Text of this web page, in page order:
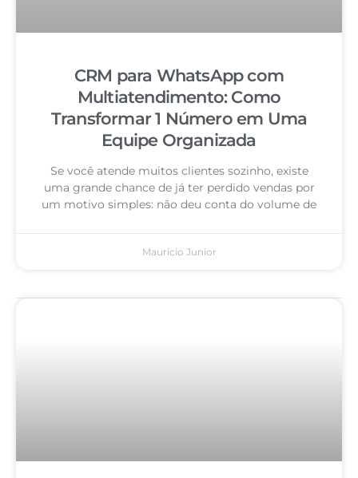
CRM para WhatsApp com
Multiatendimento: Como
Transformar 1 Número em Uma
Equipe Organizada
Se você atende muitos clientes sozinho, existe
uma grande chance de já ter perdido vendas por
um motivo simples: não deu conta do volume de
Mauricio Junior